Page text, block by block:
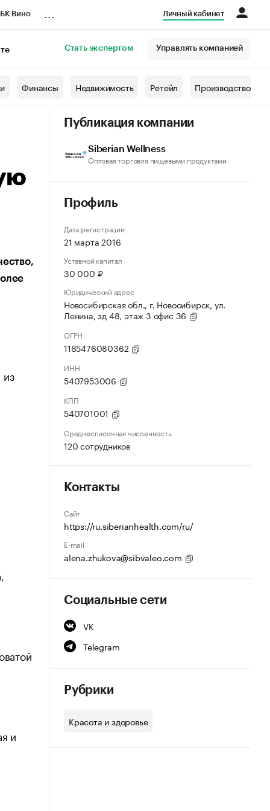
Вино Личный кабинет
Стать экспертом Управлять компанией
Финансы Недвижимость Ретейл Производство
и
Публикация компании
Siberian Wellness
Оптовая торговля пищевыми продуктами
Профиль
Дата регистрации
21 марта 2016
Уставной капитал
30 000 ₽
Юридический адрес
Новосибирская обл., г. Новосибирск, ул.
Ленина, зд 48, этаж 3 офис 36
ОГРН
1165476080362
ИНН
5407953006
КПП
540701001
Среднесписочная численность
120 сотрудников
Контакты
Сайт
https://ru.siberianhealth.com/ru/
E-mail
alena.zhukova@sibvaleo.com
Социальные сети
VK
Telegram
Рубрики
Красота и здоровье